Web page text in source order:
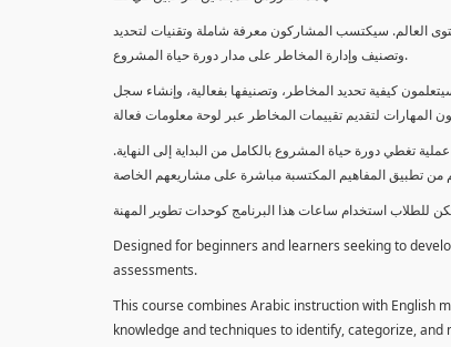
العالم. سيكتسب المشاركون معرفة شاملة وتقنيات لتحديد
وتصنيف وإدارة المخاطر على مدار دورة حياة المشروع.
كيفية تحديد المخاطر، وتصنيفها بفعالية، وإنشاء سجل
تغطي دورة حياة المشروع بالكامل من البداية إلى النهاية.
Designed for beginners and learners seeking to
assessments.
This course combines Arabic instruction with English
knowledge and techniques to identify, categorize,